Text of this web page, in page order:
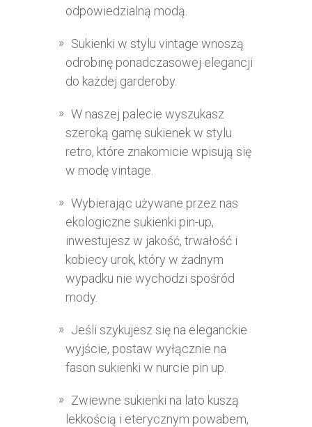
odpowiedzialną modą.
Sukienki w stylu vintage wnoszą
odrobinę ponadczasowej elegancji
do każdej garderoby.
W naszej palecie wyszukasz
szeroką gamę sukienek w stylu
retro, które znakomicie wpisują się
w modę vintage.
Wybierając używane przez nas
ekologiczne sukienki pin-up,
inwestujesz w jakość, trwałość i
kobiecy urok, który w żadnym
wypadku nie wychodzi spośród
mody.
Jeśli szykujesz się na eleganckie
wyjście, postaw wyłącznie na
fason sukienki w nurcie pin up.
Zwiewne sukienki na lato kuszą
lekkością i eterycznym powabem,